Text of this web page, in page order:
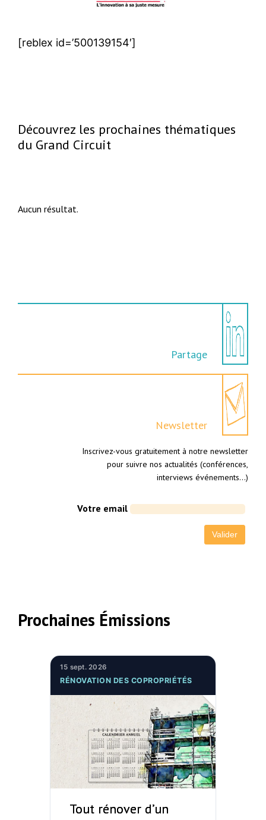
[reblex id=’500139154′]
Découvrez les prochaines thématiques
du Grand Circuit
Aucun résultat.
Partage
Newsletter
Inscrivez-vous gratuitement à notre newsletter
pour suivre nos actualités (conférences,
interviews événements…)
Votre email
Prochaines Émissions
15 sept. 2026
RÉNOVATION DES COPROPRIÉTÉS
Tout rénover d’un